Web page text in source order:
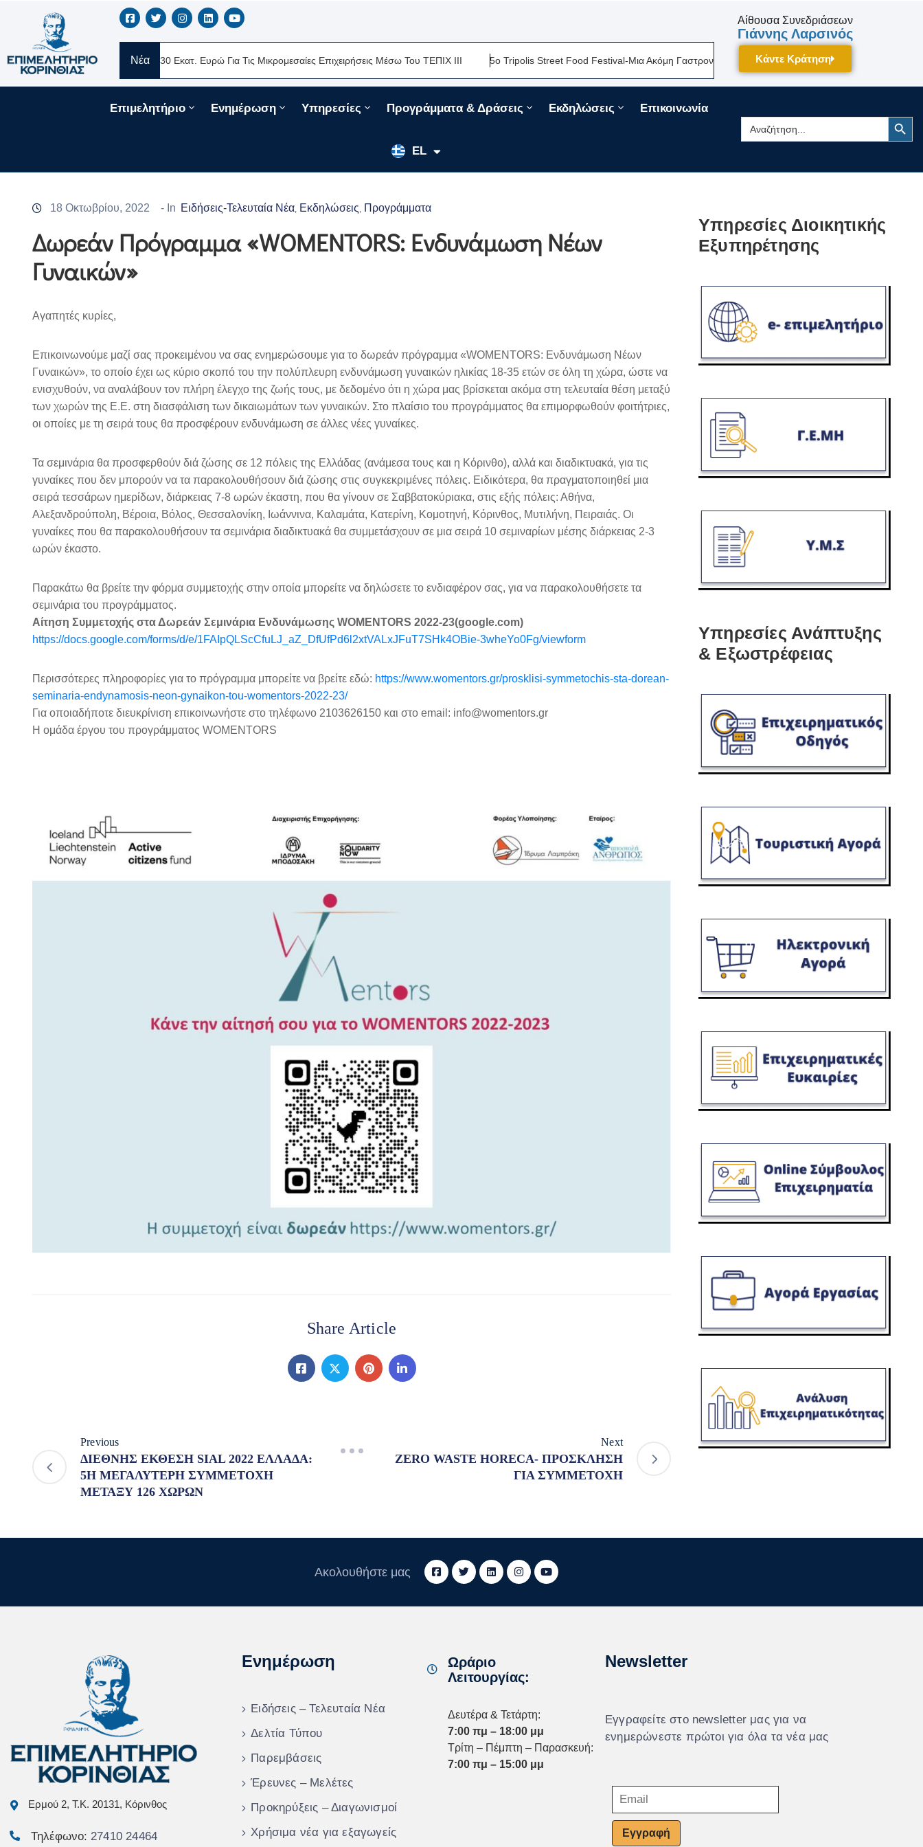
Νέα
Ελλάς Νέα Δάνεια 330 Εκατ. Ευρώ Για Τις Μικρομεσαίες Επιχειρήσεις Μέσω Του ΤΕΠΙΧ ΙΙΙ 5ο Tripolis Street Food Festival-Μια Ακόμη Γαστρονομική Γιορτή Της Πελοποννήσου Δίνει Ραντεβού Τον
Αίθουσα Συνεδριάσεων
Γιάννης Λαρσινός
Κάντε Κράτηση
Επιμελητήριο Ενημέρωση Υπηρεσίες Προγράμματα & Δράσεις Εκδηλώσεις Επικοινωνία
EL
EN
FR
Search
for:
Search Button
18 Οκτωβρίου, 2022 - In Ειδήσεις-Τελευταία Νέα Εκδηλώσεις Προγράμματα
Δωρεάν Πρόγραμμα «WOMENTORS: Ενδυνάμωση Νέων
Γυναικών»
Aγαπητές κυρίες,
Επικοινωνούμε μαζί σας προκειμένου να σας ενημερώσουμε για το δωρεάν πρόγραμμα «WOMENTORS: Ενδυνάμωση Νέων
Γυναικών», το οποίο έχει ως κύριο σκοπό του την πολύπλευρη ενδυνάμωση γυναικών ηλικίας 18-35 ετών σε όλη τη χώρα, ώστε να
ενισχυθούν, να αναλάβουν τον πλήρη έλεγχο της ζωής τους, με δεδομένο ότι η χώρα μας βρίσκεται ακόμα στη τελευταία θέση μεταξύ
των χωρών της Ε.Ε. στη διασφάλιση των δικαιωμάτων των γυναικών. Στο πλαίσιο του προγράμματος θα επιμορφωθούν φοιτήτριες,
οι οποίες με τη σειρά τους θα προσφέρουν ενδυνάμωση σε άλλες νέες γυναίκες.
Τα σεμινάρια θα προσφερθούν διά ζώσης σε 12 πόλεις της Ελλάδας (ανάμεσα τους και η Κόρινθο), αλλά και διαδικτυακά, για τις
γυναίκες που δεν μπορούν να τα παρακολουθήσουν διά ζώσης στις συγκεκριμένες πόλεις. Ειδικότερα, θα πραγματοποιηθεί μια
σειρά τεσσάρων ημερίδων, διάρκειας 7-8 ωρών έκαστη, που θα γίνουν σε Σαββατοκύριακα, στις εξής πόλεις: Αθήνα,
Αλεξανδρούπολη, Βέροια, Βόλος, Θεσσαλονίκη, Ιωάννινα, Καλαμάτα, Κατερίνη, Κομοτηνή, Κόρινθος, Μυτιλήνη, Πειραιάς. Οι
γυναίκες που θα παρακολουθήσουν τα σεμινάρια διαδικτυακά θα συμμετάσχουν σε μια σειρά 10 σεμιναρίων μέσης διάρκειας 2-3
ωρών έκαστο.
Παρακάτω θα βρείτε την φόρμα συμμετοχής στην οποία μπορείτε να δηλώσετε το ενδιαφέρον σας, για να παρακολουθήσετε τα
σεμινάρια του προγράμματος.
Αίτηση Συμμετοχής στα Δωρεάν Σεμινάρια Ενδυνάμωσης WOMENTORS 2022-23(google.com)
https://docs.google.com/forms/d/e/1FAIpQLScCfuLJ_aZ_DfUfPd6l2xtVALxJFuT7SHk4OBie-3wheYo0Fg/viewform
Περισσότερες πληροφορίες για το πρόγραμμα μπορείτε να βρείτε εδώ: https://www.womentors.gr/prosklisi-symmetochis-sta-dorean-
seminaria-endynamosis-neon-gynaikon-tou-womentors-2022-23/
Για οποιαδήποτε διευκρίνιση επικοινωνήστε στο τηλέφωνο 2103626150 και στο email: info@womentors.gr
Η ομάδα έργου του προγράμματος WOMENTORS
Share Article
Previous
ΔΙΕΘΝΗΣ ΕΚΘΕΣΗ SIAL 2022 ΕΛΛΑΔΑ:
5Η ΜΕΓΑΛΥΤΕΡΗ ΣΥΜΜΕΤΟΧΗ
ΜΕΤΑΞΥ 126 ΧΩΡΩΝ
Next
ZERO WASTE HORECA- ΠΡΟΣΚΛΗΣΗ
ΓΙΑ ΣΥΜΜΕΤΟΧΗ
Υπηρεσίες Διοικητικής
Εξυπηρέτησης
Υπηρεσίες Ανάπτυξης
& Εξωστρέφειας
Ακολουθήστε μας
Ερμού 2, Τ.Κ. 20131, Κόρινθος
Τηλέφωνο: 27410 24464
Ενημέρωση
Ειδήσεις – Τελευταία Νέα
Δελτία Τύπου
Παρεμβάσεις
Έρευνες – Μελέτες
Προκηρύξεις – Διαγωνισμοί
Χρήσιμα νέα για εξαγωγείς
Ωράριο
Λειτουργίας:
Δευτέρα & Τετάρτη:
7:00 πμ – 18:00 μμ
Τρίτη – Πέμπτη – Παρασκευή:
7:00 πμ – 15:00 μμ
Newsletter
Εγγραφείτε στο newsletter μας για να
ενημερώνεστε πρώτοι για όλα τα νέα μας
Εγγραφή